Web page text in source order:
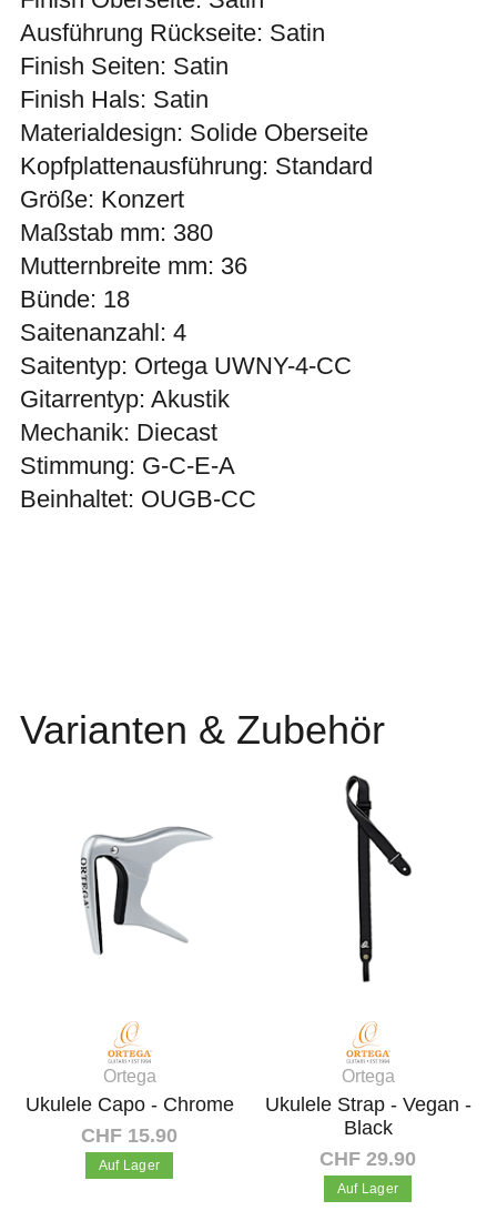
Ausführung Rückseite: Satin
Finish Seiten: Satin
Finish Hals: Satin
Materialdesign: Solide Oberseite
Kopfplattenausführung: Standard
Größe: Konzert
Maßstab mm: 380
Mutternbreite mm: 36
Bünde: 18
Saitenanzahl: 4
Saitentyp: Ortega UWNY-4-CC
Gitarrentyp: Akustik
Mechanik: Diecast
Stimmung: G-C-E-A
Beinhaltet: OUGB-CC
Varianten & Zubehör
Ortega
Ukulele Capo - Chrome
CHF 15.90
Auf Lager
Ortega
Ukulele Strap - Vegan -
Black
CHF 29.90
Auf Lager